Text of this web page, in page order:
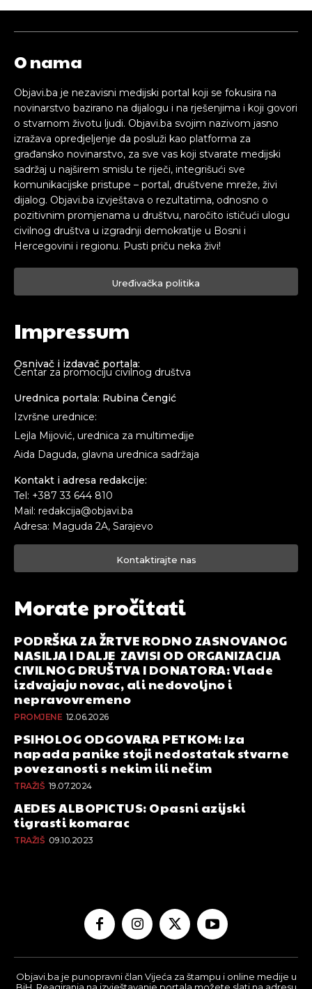
O nama
Objavi.ba je nezavisni medijski portal koji se fokusira na
novinarstvo bazirano na dijalogu i na rješenjima i koji govori
o stvarnom životu ljudi. Objavi.ba svojim nazivom jasno
izražava opredjeljenje da posluži kao platforma za
građansko novinarstvo, za sve vas koji stvarate medijski
sadržaj u najširem smislu te riječi, integrišući sve
komunikacijske pristupe – portal, društvene mreže, živi
dijalog. Objavi.ba izvještava o rezultatima, odnosno o
pozitivnim promjenama u društvu, naročito ističući ulogu
civilnog društva u izgradnji demokratije u Bosni i
Hercegovini i regionu. Pusti priču neka živi!
Uređivačka politika
Impressum
Osnivač i izdavač portala:
Centar za promociju civilnog društva
Urednica portala: Rubina Čengić
Izvršne urednice:
Lejla Mijović, urednica za multimedije
Aida Daguda, glavna urednica sadržaja
Kontakt i adresa redakcije:
Tel: +387 33 644 810
Mail: redakcija@objavi.ba
Adresa: Maguda 2A, Sarajevo
Kontaktirajte nas
Morate pročitati
PODRŠKA ZA ŽRTVE RODNO ZASNOVANOG
NASILJA I DALJE ZAVISI OD ORGANIZACIJA
CIVILNOG DRUŠTVA I DONATORA: Vlade
izdvajaju novac, ali nedovoljno i
nepravovremeno
PROMJENE 12.06.2026
PSIHOLOG ODGOVARA PETKOM: Iza
napada panike stoji nedostatak stvarne
povezanosti s nekim ili nečim
TRAŽIŠ 19.07.2024
AEDES ALBOPICTUS: Opasni azijski
tigrasti komarac
TRAŽIŠ 09.10.2023
Objavi.ba je punopravni član Vijeća za štampu i online medije u